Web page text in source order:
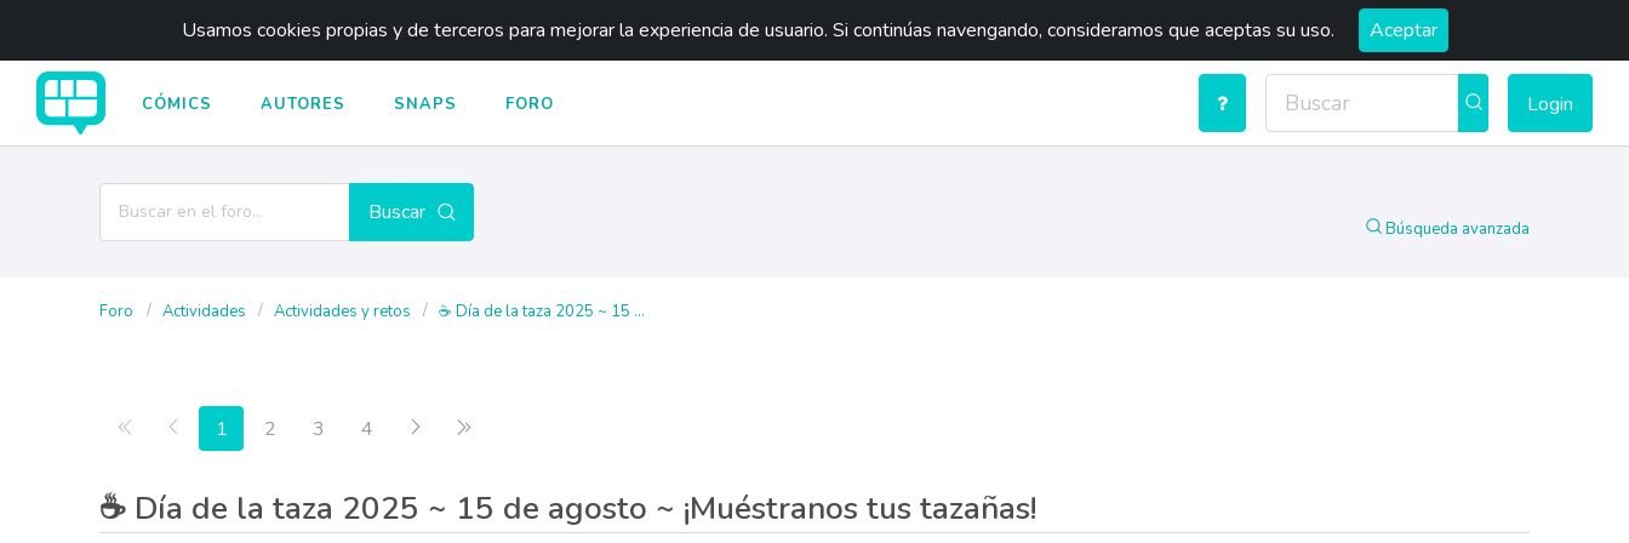
Usamos cookies propias y de terceros para mejorar la experiencia de usuario. Si continúas navengando, consideramos que aceptas su uso. Aceptar
CÓMICS AUTORES SNAPS FORO Login
Buscar
Búsqueda avanzada
Foro Actividades Actividades y retos ☕ Día de la taza 2025 ~ 15 ...
Primera página
Anterior
1 2 3 4 Siguiente
☕ Día de la taza 2025 ~ 15 de agosto ~ ¡Muéstranos tus tazañas!